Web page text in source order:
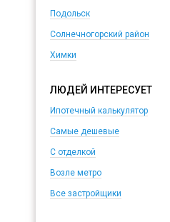
Подольск
Солнечногорский район
Химки
ЛЮДЕЙ ИНТЕРЕСУЕТ
Ипотечный калькулятор
Самые дешевые
С отделкой
Возле метро
Все застройщики